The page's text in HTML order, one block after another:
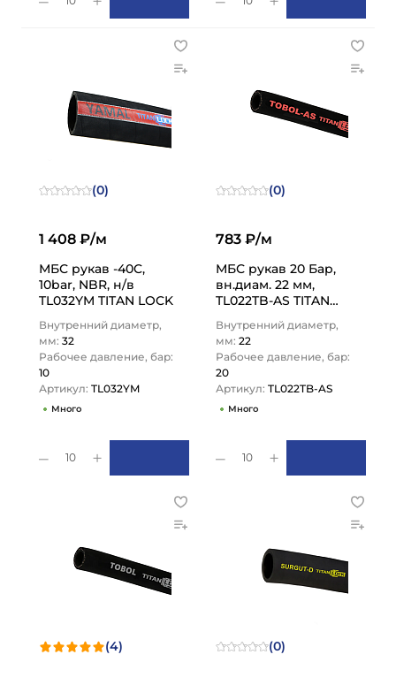
(0)
1 408 ₽/м
МБС рукав -40C,
10bar, NBR, н/в
TL032YM TITAN LOCK
Внутренний диаметр,
мм: 32
Рабочее давление, бар:
10
Артикул: TL032YM
Много
10
(0)
783 ₽/м
МБС рукав 20 Бар,
вн.диам. 22 мм,
TL022TB-AS TITAN
Внутренний диаметр,
мм: 22
Рабочее давление, бар:
20
Артикул: TL022TB-AS
Много
10
(4) (0)